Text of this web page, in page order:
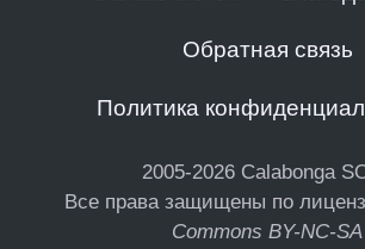
Обратная связь
Политика
2005-2026 Calabonga
Все права защищены по
Commons BY-NC-SA